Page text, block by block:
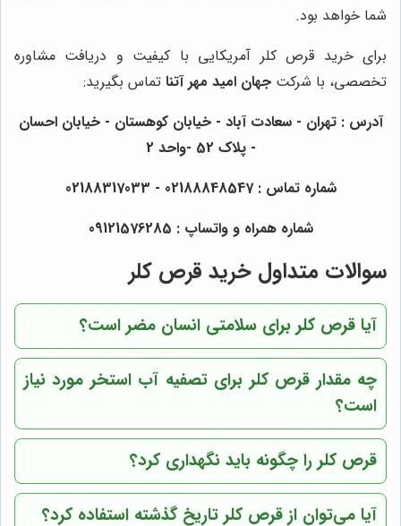
شما خواهد بود.
برای خرید قرص کلر آمریکایی با کیفیت و دریافت مشاوره
تخصصی، با شرکت جهان امید مهر آتنا تماس بگیرید:
آدرس : تهران - سعادت آباد - خیابان کوهستان - خیابان احسان
- پلاک 52 -واحد 2
شماره تماس : 02188848547 - 02188317033
شماره همراه و واتساپ : 09121576285
سوالات متداول خرید قرص کلر
آیا قرص کلر برای سلامتی انسان مضر است؟
چه مقدار قرص کلر برای تصفیه آب استخر مورد نیاز
است؟
قرص کلر را چگونه باید نگهداری کرد؟
آیا می‌توان از قرص کلر تاریخ گذشته استفاده کرد؟